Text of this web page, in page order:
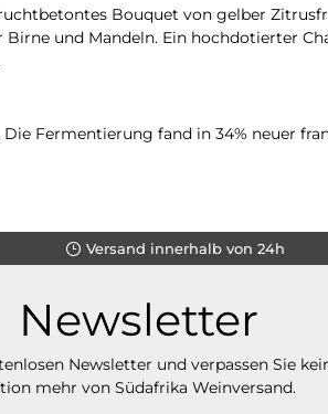
Bouquet von gelber
und Mandeln. Ein hochdotierter
Fermentierung fand in 34% neuer
Versand innerhalb von 24h
Newsletter
Newsletter und verpassen Sie
mehr von Südafrika Weinversand.